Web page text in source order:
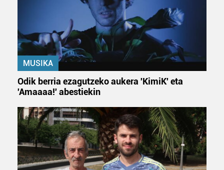
MUSIKA
Odik berria ezagutzeko aukera 'KimiK' eta
'Amaaaa!' abestiekin